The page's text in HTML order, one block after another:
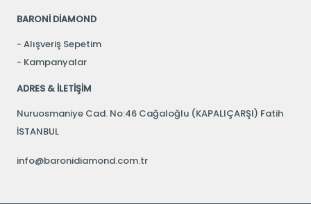
BARONİ DİAMOND
Alışveriş Sepetim
Kampanyalar
ADRES & İLETİŞİM
Nuruosmaniye Cad. No:46 Cağaloğlu (KAPALIÇARŞI) Fatih
İSTANBUL
info@baronidiamond.com.tr